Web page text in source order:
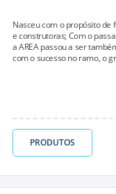
Nasceu com o propósito
e construtoras; Com o
a AREA passou a ser
com o sucesso no ramo, o
PRODUTOS